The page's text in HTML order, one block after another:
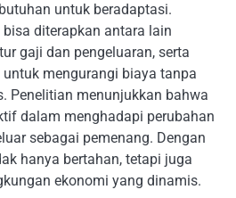
untuk beradaptasi.
diterapkan antara lain
gaji dan pengeluaran, serta
mengurangi biaya tanpa
Penelitian menunjukkan bahwa
dalam menghadapi perubahan
sebagai pemenang. Dengan
hanya bertahan, tetapi juga
ekonomi yang dinamis.